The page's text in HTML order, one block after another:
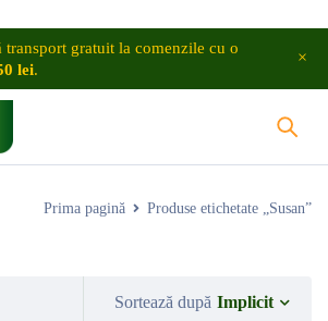
transport gratuit la comenzile cu o
lei.
Prima pagină Produse etichetate „Susan”
Sortează după Implicit